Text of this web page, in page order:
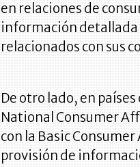
en relaciones de
información detallada
relacionados con sus
De otro lado, en
National Consumer
con la Basic
provisión de